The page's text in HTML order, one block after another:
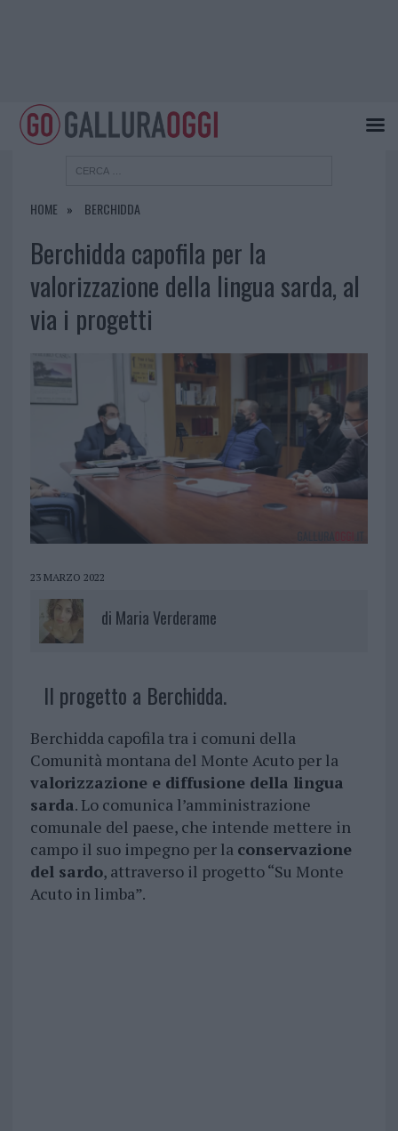
HOME BERCHIDDA
Berchidda capofila per la
valorizzazione della lingua sarda, al
via i progetti
23 MARZO 2022
di Maria Verderame
Il progetto a Berchidda.
Berchidda capofila tra i comuni della
Comunità montana del Monte Acuto per la
valorizzazione e diffusione della lingua
sarda. Lo comunica l’amministrazione
comunale del paese, che intende mettere in
campo il suo impegno per la conservazione
del sardo, attraverso il progetto “Su Monte
Acuto in limba”.